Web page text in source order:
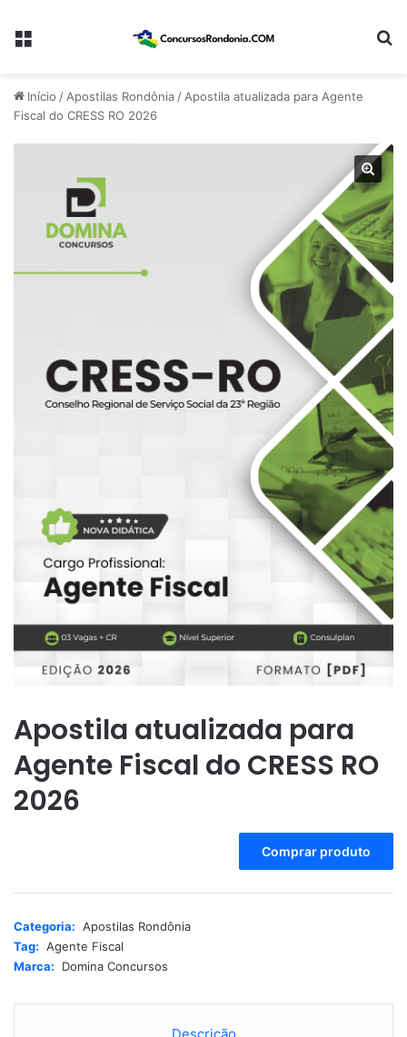
Menu
Início /Apostilas Rondônia/Apostila atualizada para Agente
Fiscal do CRESS RO 2026
Apostila atualizada para
Agente Fiscal do CRESS RO
2026
Comprar produto
r
t
Categoria: Apostilas Rondônia
Tag: Agente Fiscal
Marca:
Domina Concursos